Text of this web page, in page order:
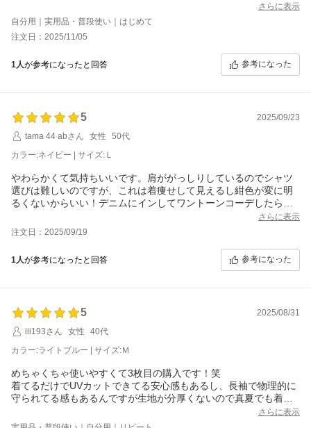
ニットの下からチラ見えする感じです。
(身長は158.5cm、サイズMを購入しました)
さらに表示
自分用｜実用品・普段使い｜はじめて
注文日：2025/11/05
1人が参考になったと回答 参考になった
5
2025/09/23
tama 44 abさん
女性
50代
カラー:ネイビー | サイズ:Ｌ
やわらかくて気持ちいいです。肩ががっしりしているのでシャツ
選びは難しいのですが、これは着痩せして見えるし紺色が変に明
るくないからいい！デニムにインしてワントーンコーデしたらカ
さらに表示
注文日：2025/09/19
1人が参考になったと回答 参考になった
5
2025/08/31
iii193さん
女性
40代
カラー:ライトブルー | サイズ:Ｍ
めちゃくちゃ使いやすくて3枚目の購入です！笑
着てるだけでUVカットできてる安心感もあるし、長袖で物理的に
守られてる感もあるんですが生地が分厚くないので真夏でも着ら
れるのがとても良いです。お店に入った途端寒くなるおばちゃん
は1枚あるととっても助かるし何かと便利なんです！
さらに表示